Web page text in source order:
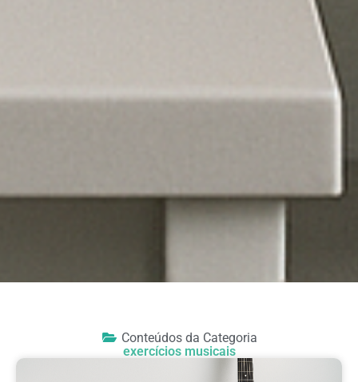
Conteúdos da Categoria
exercícios musicais